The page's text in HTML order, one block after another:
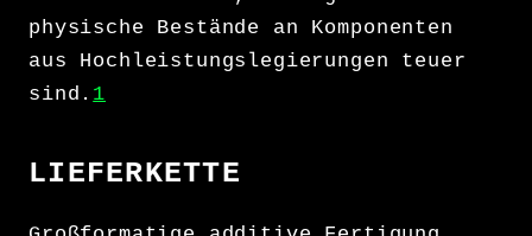
physische Bestände an Komponenten
aus Hochleistungslegierungen teuer
sind. 1
LIEFERKETTE